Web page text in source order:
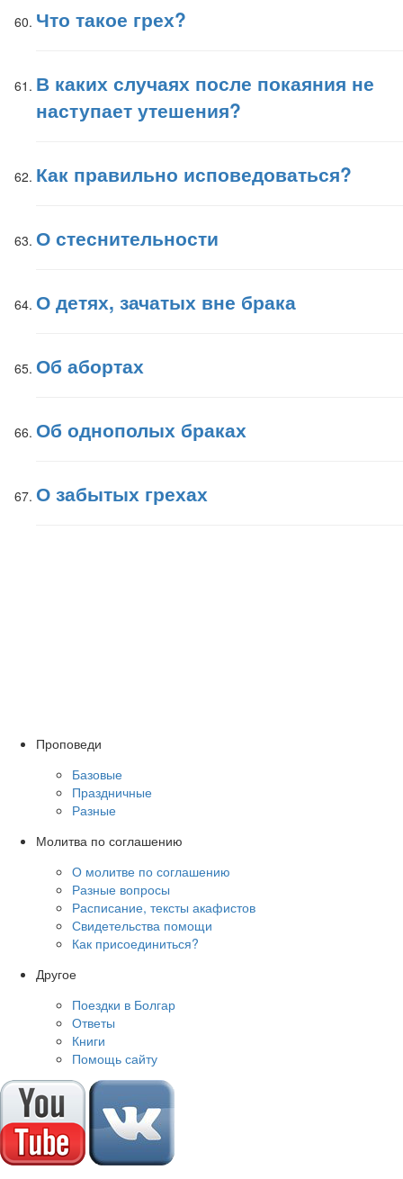
Что такое грех?
В каких случаях после покаяния не
наступает утешения?
Как правильно исповедоваться?
О стеснительности
О детях, зачатых вне брака
Об абортах
Об однополых браках
О забытых грехах
Проповеди
Базовые
Праздничные
Разные
Молитва по соглашению
О молитве по соглашению
Разные вопросы
Расписание, тексты акафистов
Свидетельства помощи
Как присоединиться?
Другое
Поездки в Болгар
Ответы
Книги
Помощь сайту